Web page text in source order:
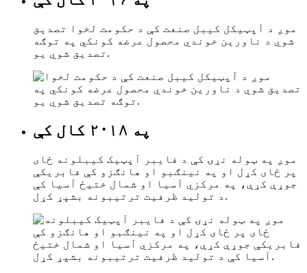
موږ د آپټیکل کیبل صنعت کې د حکومت لخوا تصدیق
شوي د ناورین خوندي محصول عرضه کونکي په توګه
تصدیق شوي یو.
په ۲۰۱۸ کال کې
موږ په ټوله نړۍ کې د فایبر آپټیک کیبلونه ځای
پر ځای کړل او په نینګبو او هانګزو کې فابریکې
جوړې کړې، په مرکزي آسیا او شمال ختیځ آسیا کې
د تولید ظرفیت ترتیبونه بشپړ کړل.